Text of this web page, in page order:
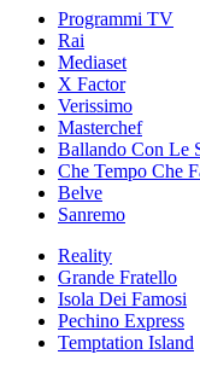
Programmi TV
Rai
Mediaset
X Factor
Verissimo
Masterchef
Ballando Con Le
Che Tempo Che
Belve
Sanremo
Reality
Grande Fratello
Isola Dei Famosi
Pechino Express
Temptation Island